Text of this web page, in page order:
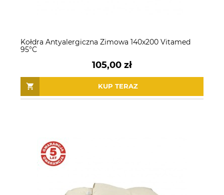
Kołdra Antyalergiczna Zimowa 140x200 Vitamed
95°C
105,00 zł
KUP TERAZ